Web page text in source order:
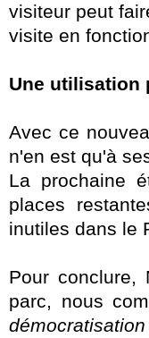
visiteur peut
visite en
Une utilisation
Avec ce
n'en est qu'à
La prochaine
places
inutiles dans le
Pour conclure,
parc, nous